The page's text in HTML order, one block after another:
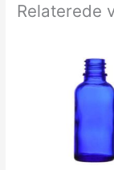
Relaterede